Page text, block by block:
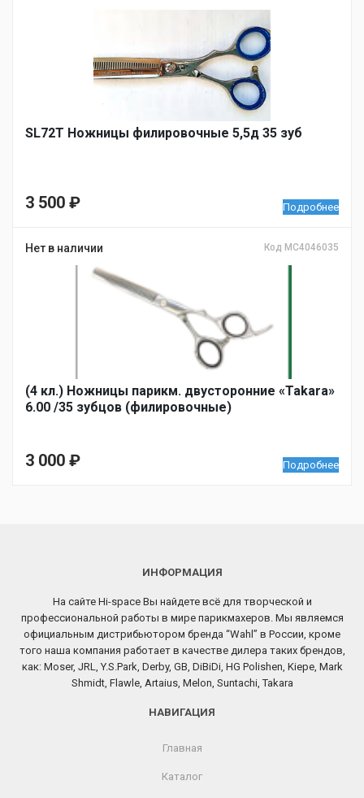
SL72T Ножницы филировочные 5,5д 35 зуб
3 500 ₽ Подробнее
Нет в наличии Код MC4046035
(4 кл.) Ножницы парикм. двусторонние «Takara»
6.00 /35 зубцов (филировочные)
3 000 ₽ Подробнее
ИНФОРМАЦИЯ
На сайте Hi-space Вы найдете всё для творческой и
профессиональной работы в мире парикмахеров. Мы являемся
официальным дистрибьютором бренда “Wahl” в России, кроме
того наша компания работает в качестве дилера таких брендов,
как: Moser, JRL, Y.S.Park, Derby, GB, DiBiDi, HG Polishen, Kiepe, Mark
Shmidt, Flawle, Artaius, Melon, Suntachi, Takara
НАВИГАЦИЯ
Главная
Каталог